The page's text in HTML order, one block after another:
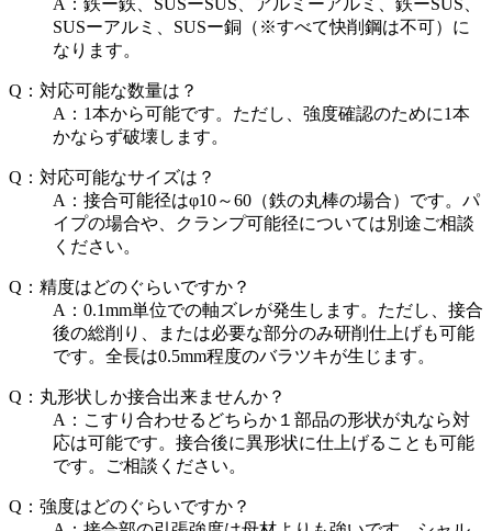
SUSーアルミ、SUSー銅（※すべて快削鋼は不可）に
なります。
Q：対応可能な数量は？
A：1本から可能です。ただし、強度確認のために1本
かならず破壊します。
Q：対応可能なサイズは？
A：接合可能径はφ10～60（鉄の丸棒の場合）です。パ
イプの場合や、クランプ可能径については別途ご相談
ください。
Q：精度はどのぐらいですか？
A：0.1mm単位での軸ズレが発生します。ただし、接合
後の総削り、または必要な部分のみ研削仕上げも可能
です。全長は0.5mm程度のバラツキが生じます。
Q：丸形状しか接合出来ませんか？
A：こすり合わせるどちらか１部品の形状が丸なら対
応は可能です。接合後に異形状に仕上げることも可能
です。ご相談ください。
Q：強度はどのぐらいですか？